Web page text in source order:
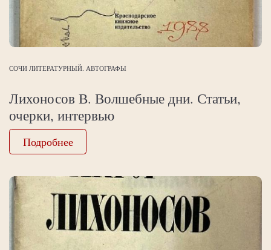
СОЧИ ЛИТЕРАТУРНЫЙ. АВТОГРАФЫ
Лихоносов В. Волшебные дни. Статьи,
очерки, интервью
Подробнее